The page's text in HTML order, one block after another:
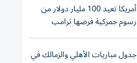
أمريكا تعيد 100 مليار دولار من
رسوم جمركية فرضها ترامب
جدول مباريات الأهلي والزمالك في